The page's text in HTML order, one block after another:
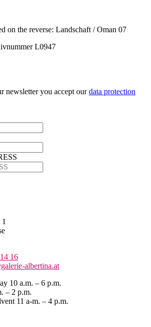
on the reverse: Landschaft / Oman 07
L0947
newsletter you accept ourdata protection
16
albertina.at
10 a.m. – 6 p.m.
– 2 p.m.
11 a-m. – 4 p.m.